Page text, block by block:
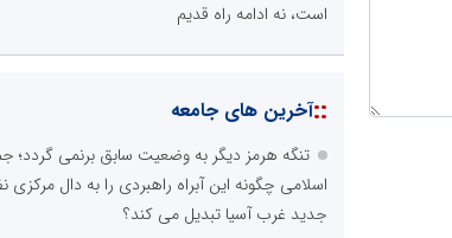
است، نه ادامه راه قدیم
::آخرین های جامعه
تنگه هرمز دیگر به وضعیت سابق برنمی گردد؛
اسلامی چگونه این آبراه راهبردی را به دال مرکزی
جدید غرب آسیا تبدیل می کند؟